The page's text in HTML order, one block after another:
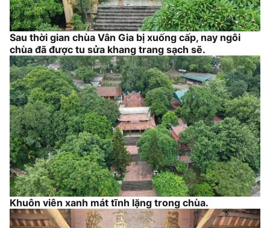
Sau thời gian chùa Vân Gia bị xuống cấp, nay ngôi
chùa đã được tu sửa khang trang sạch sẽ.
Khuôn viên xanh mát tĩnh lặng trong chùa.